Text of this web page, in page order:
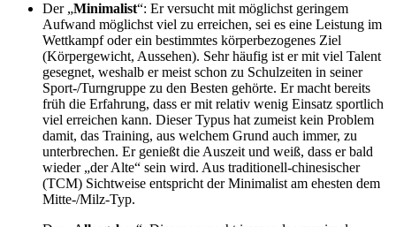
Der „Minimalist“: Er versucht mit möglichst geringem
Aufwand möglichst viel zu erreichen, sei es eine Leistung im
Wettkampf oder ein bestimmtes körperbezogenes Ziel
(Körpergewicht, Aussehen). Sehr häufig ist er mit viel Talent
gesegnet, weshalb er meist schon zu Schulzeiten in seiner
Sport-/Turngruppe zu den Besten gehörte. Er macht bereits
früh die Erfahrung, dass er mit relativ wenig Einsatz sportlich
viel erreichen kann. Dieser Typus hat zumeist kein Problem
damit, das Training, aus welchem Grund auch immer, zu
unterbrechen. Er genießt die Auszeit und weiß, dass er bald
wieder „der Alte“ sein wird. Aus traditionell-chinesischer
(TCM) Sichtweise entspricht der Minimalist am ehesten dem
Mitte-/Milz-Typ.